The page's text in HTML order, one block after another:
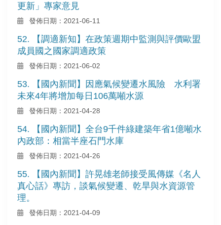
更新」專家意見
發佈日期：2021-06-11
52. 【調適新知】在政策週期中監測與評價歐盟
成員國之國家調適政策
發佈日期：2021-06-02
53. 【國內新聞】因應氣候變遷水風險 水利署
未來4年將增加每日106萬噸水源
發佈日期：2021-04-28
54. 【國內新聞】全台9千件綠建築年省1億噸水
內政部：相當半座石門水庫
發佈日期：2021-04-26
55. 【國內新聞】許晃雄老師接受風傳媒《名人
真心話》專訪，談氣候變遷、乾旱與水資源管
理。
發佈日期：2021-04-09